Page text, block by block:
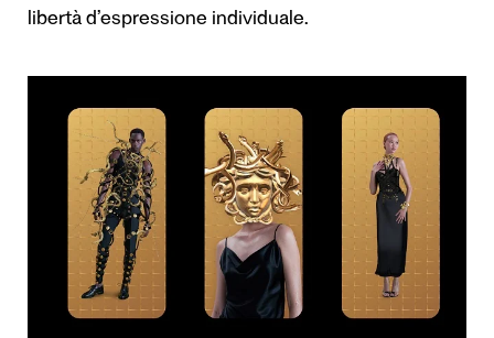
libertà d’espressione individuale.